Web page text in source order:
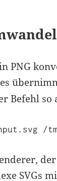
PNG
Befehl so
/
SVGs